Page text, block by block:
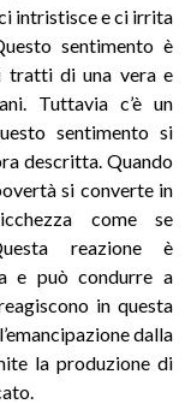
intristisce e ci irrita
sentimento è
tratti di una vera e
Tuttavia c’è un
sentimento si
descritta. Quando
si converte in
come se
reazione è
e può condurre a
in questa
dalla
la produzione di